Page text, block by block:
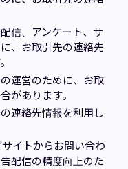
信、アンケート、サ
、お取引先の連絡先
運営のために、お取
があります。
連絡先情報を利用し
イトからお問い合わ
配信の精度向上のた